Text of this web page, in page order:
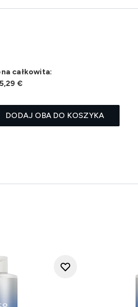
całkowita:
€
DODAJ OBA DO KOSZYKA